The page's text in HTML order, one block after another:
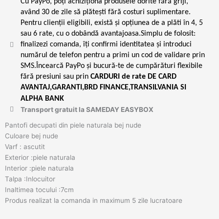
având 30 de zile să plătești fără costuri suplimentare.
Pentru clienții eligibili, există și opțiunea de a plăti în 4, 5
sau 6 rate, cu o dobândă avantajoasa.Simplu de folosit:
finalizezi comanda, îți confirmi identitatea și introduci
numărul de telefon pentru a primi un cod de validare prin
SMS.Încearcă PayPo și bucură-te de cumpărături flexibile
fără presiuni sau prin CARDURI de rate DE CARD
AVANTAJ,GARANTI,BRD FINANCE,TRANSILVANIA SI
ALPHA BANK
Transport gratuit la SAMEDAY EASYBOX
Pantofi decupati din piele naturala bej nude
Culoare bej nude
Varf : ascutit
Exterior :piele naturala
Interior :piele naturala
Talpa :Inlocuitor
Inaltimea tocului :7cm
Produs realizat la comanda in maximum 5 zile lucratoare